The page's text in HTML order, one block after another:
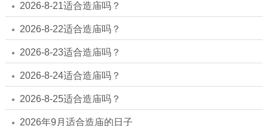
2026-8-21适合造庙吗？
2026-8-22适合造庙吗？
2026-8-23适合造庙吗？
2026-8-24适合造庙吗？
2026-8-25适合造庙吗？
2026年9月适合造庙的日子